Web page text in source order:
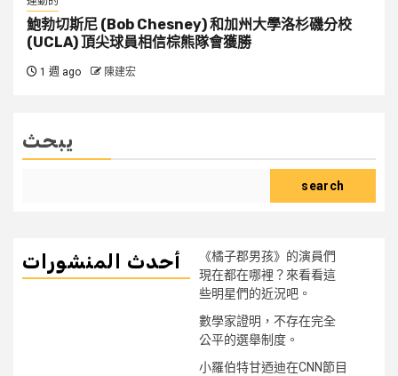
鮑勃切斯尼 (Bob Chesney) 和加州大學洛杉磯分校
(UCLA) 頂尖球員相信棕熊隊會獲勝
1 週 ago 陳建宏
يبحث
search
أحدث المنشورات
《橘子郡男孩》的演員們
現在都在哪裡？來看看這
些明星們的近況吧。
數學家證明，不存在完全
公平的選舉制度。
小羅伯特甘迺迪在CNN節目